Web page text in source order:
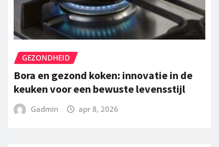
GEZONDHEID
Bora en gezond koken: innovatie in de
keuken voor een bewuste levensstijl
Gadmin apr 8, 2026